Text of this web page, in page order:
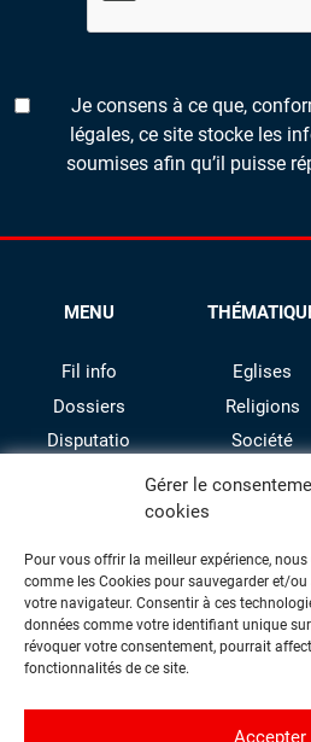
Gérer le
cookies
Pour vous offrir la meilleur expérience,
comme les Cookies pour sauvegarder et/
votre navigateur. Consentir à ces
données comme votre identifiant unique
révoquer votre consentement, pourrait
fonctionnalités de ce site.
Accepter
Je consens à ce que,
légales, ce site stocke les
soumises afin qu’il puisse
MENU
Fil info
Dossiers
Disputatio
Eglises
Religions
Société
Culture